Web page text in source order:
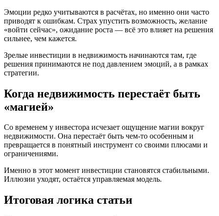
Эмоции редко учитываются в расчётах, но именно они часто
приводят к ошибкам. Страх упустить возможность, желание
«войти сейчас», ожидание роста — всё это влияет на решения
сильнее, чем кажется.
Зрелые инвестиции в недвижимость начинаются там, где
решения принимаются не под давлением эмоций, а в рамках
стратегии.
Когда недвижимость перестаёт быть
«магией»
Со временем у инвестора исчезает ощущение магии вокруг
недвижимости. Она перестаёт быть чем-то особенным и
превращается в понятный инструмент со своими плюсами и
ограничениями.
Именно в этот момент инвестиции становятся стабильными.
Иллюзии уходят, остаётся управляемая модель.
Итоговая логика статьи